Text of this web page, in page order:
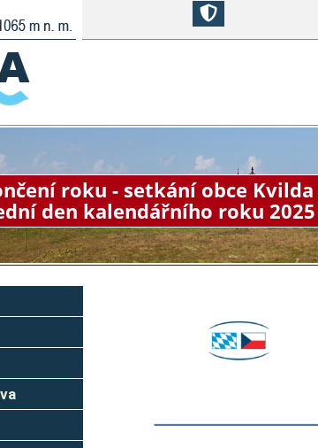
roku - setkání obce
den kalendářního roku 2025